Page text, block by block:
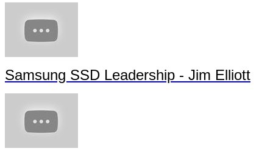
Samsung SSD Solutions - David Lin
Samsung SSD 840 EVO - Jonathan da Silva